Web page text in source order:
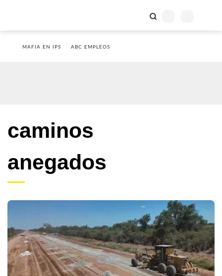
MAFIA EN IPS ABC EMPLEOS
caminos
anegados